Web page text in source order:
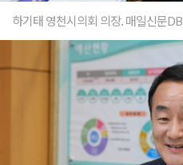
하기태 영천시의회 의장. 매일신문DB